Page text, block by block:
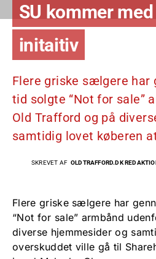
SU kommer
initaitiv
Flere griske sælgere har
tid solgte “Not for sale”
Old Trafford og på
samtidig lovet køberen
SKREVET AF OLDTRAFFORD.DK
Flere griske sælgere har
“Not for sale” armbånd
diverse hjemmesider og
overskuddet ville gå til